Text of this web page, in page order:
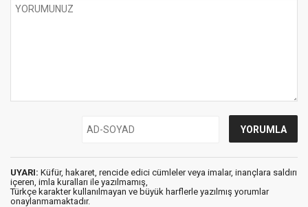
UYARI: Küfür, hakaret, rencide edici cümleler veya imalar, inançlara saldırı
içeren, imla kuralları ile yazılmamış,
Türkçe karakter kullanılmayan ve büyük harflerle yazılmış yorumlar
onaylanmamaktadır.